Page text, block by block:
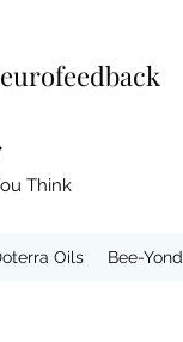
Think
Oils Bee-Yond